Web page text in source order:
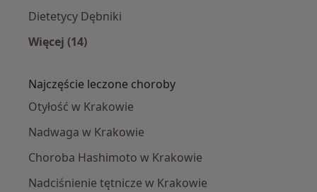
Dietetycy Dębniki
Więcej (14)
Najczęście leczone choroby
Otyłość w Krakowie
Nadwaga w Krakowie
Choroba Hashimoto w Krakowie
Nadciśnienie tętnicze w Krakowie